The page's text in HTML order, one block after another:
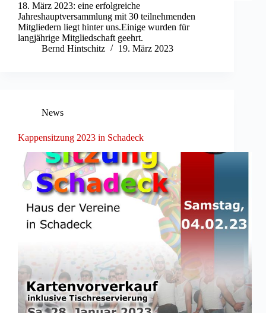
18. März 2023: eine erfolgreiche
Jahreshauptversammlung mit 30 teilnehmenden
Mitgliedern liegt hinter uns.Einige wurden für
langjährige Mitgliedschaft geehrt.
Bernd Hintschitz
19. März 2023
News
Kappensitzung 2023 in Schadeck